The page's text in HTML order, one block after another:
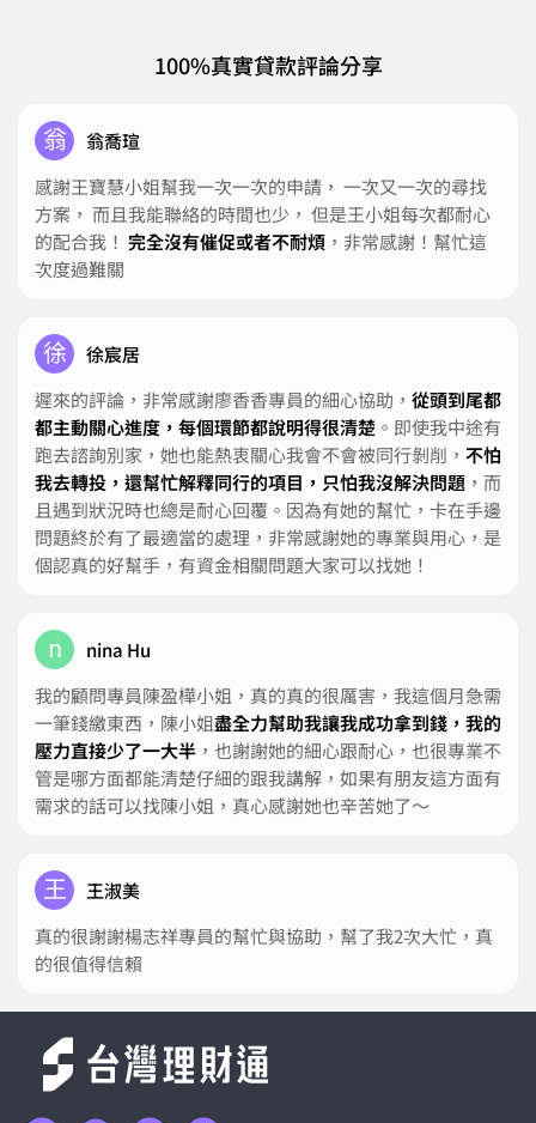
100%真實貸款評論分享
翁
翁喬瑄
感謝王寶慧小姐幫我一次一次的申請， 一次又一次的尋找
方案， 而且我能聯絡的時間也少， 但是王小姐每次都耐心
的配合我！ 完全沒有催促或者不耐煩 ，非常感謝！幫忙這
次度過難關
徐
徐宸居
遲來的評論，非常感謝廖香香專員的細心協助， 從頭到尾都
都主動關心進度，每個環節都說明得很清楚 。即使我中途有
跑去諮詢別家，她也能熱衷關心我會不會被同行剝削， 不怕
我去轉投，還幫忙解釋同行的項目，只怕我沒解決問題 ，而
且遇到狀況時也總是耐心回覆。因為有她的幫忙，卡在手邊
問題終於有了最適當的處理，非常感謝她的專業與用心，是
個認真的好幫手，有資金相關問題大家可以找她！
n
nina Hu
我的顧問專員陳盈樺小姐，真的真的很厲害，我這個月急需
一筆錢繳東西，陳小姐盡全力幫助我讓我成功拿到錢，我的
壓力直接少了一大半 ，也謝謝她的細心跟耐心，也很專業不
管是哪方面都能清楚仔細的跟我講解，如果有朋友這方面有
需求的話可以找陳小姐，真心感謝她也辛苦她了～
王
王淑美
真的很謝謝楊志祥專員的幫忙與協助，幫了我2次大忙，真
的很值得信賴